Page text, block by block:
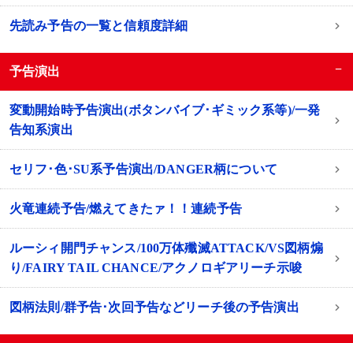
先読み予告の一覧と信頼度詳細
予告演出 −
変動開始時予告演出(ボタンバイブ･ギミック系等)/一発
告知系演出
セリフ･色･SU系予告演出/DANGER柄について
火竜連続予告/燃えてきたァ！！連続予告
ルーシィ開門チャンス/100万体殲滅ATTACK/VS図柄煽
り/FAIRY TAIL CHANCE/アクノロギアリーチ示唆
図柄法則/群予告･次回予告などリーチ後の予告演出